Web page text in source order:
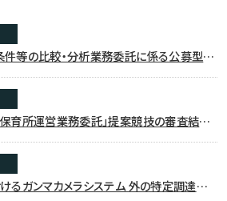
等の比較・分析業務委託に係る公募型提
育所運営業務委託」提案競技の審査結果
るガンマカメラシステム 外の特定調達契